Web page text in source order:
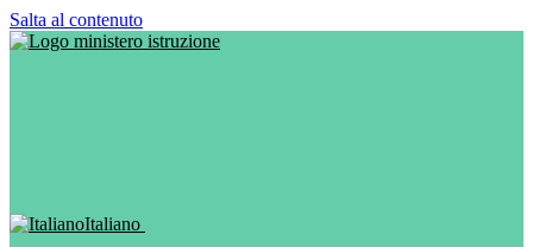
Salta al contenuto
Italiano